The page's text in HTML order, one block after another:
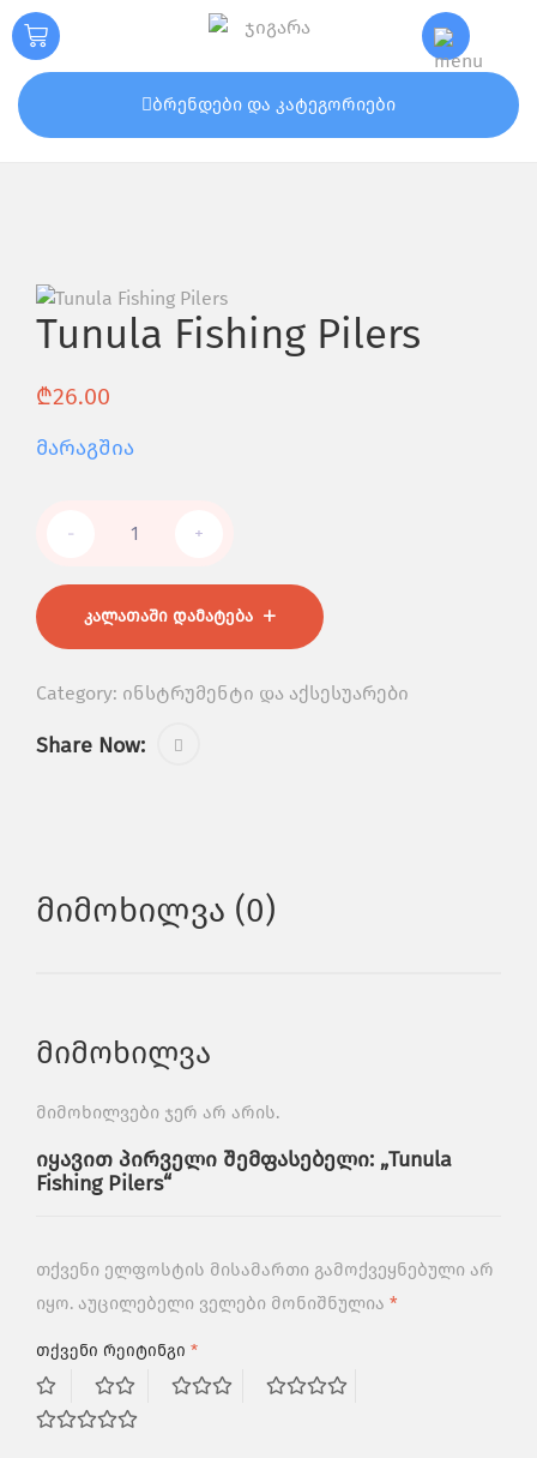
ბრენდები და კატეგორიები
Tunula Fishing Pilers
₾26.00
Მარაგშია
- +
ᲙᲐᲚᲐᲗᲐᲨᲘ ᲓᲐᲛᲐᲢᲔᲑᲐ
Category: ინსტრუმენტი და აქსესუარები
Share Now:
Მიმოხილვა (0)
მიმოხილვა
მიმოხილვები ჯერ არ არის.
იყავით პირველი შემფასებელი: „Tunula
Fishing Pilers“
თქვენი ელფოსტის მისამართი გამოქვეყნებული არ
იყო. აუცილებელი ველები მონიშნულია *
თქვენი რეიტინგი *